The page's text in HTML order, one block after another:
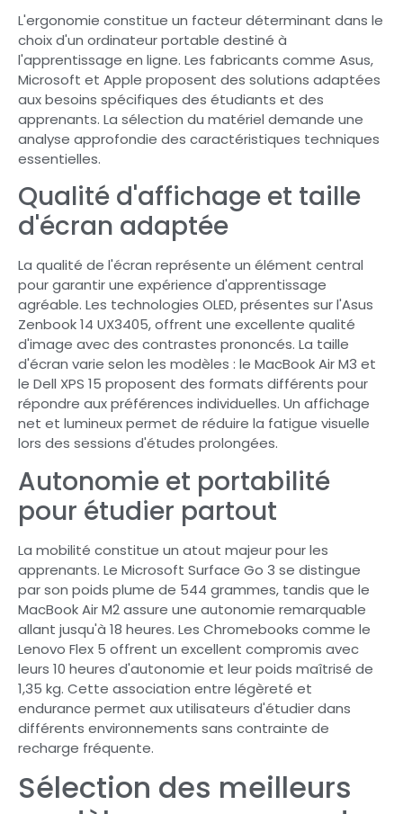
L'ergonomie constitue un facteur déterminant dans le
choix d'un ordinateur portable destiné à
l'apprentissage en ligne. Les fabricants comme Asus,
Microsoft et Apple proposent des solutions adaptées
aux besoins spécifiques des étudiants et des
apprenants. La sélection du matériel demande une
analyse approfondie des caractéristiques techniques
essentielles.
Qualité d'affichage et taille
d'écran adaptée
La qualité de l'écran représente un élément central
pour garantir une expérience d'apprentissage
agréable. Les technologies OLED, présentes sur l'Asus
Zenbook 14 UX3405, offrent une excellente qualité
d'image avec des contrastes prononcés. La taille
d'écran varie selon les modèles : le MacBook Air M3 et
le Dell XPS 15 proposent des formats différents pour
répondre aux préférences individuelles. Un affichage
net et lumineux permet de réduire la fatigue visuelle
lors des sessions d'études prolongées.
Autonomie et portabilité
pour étudier partout
La mobilité constitue un atout majeur pour les
apprenants. Le Microsoft Surface Go 3 se distingue
par son poids plume de 544 grammes, tandis que le
MacBook Air M2 assure une autonomie remarquable
allant jusqu'à 18 heures. Les Chromebooks comme le
Lenovo Flex 5 offrent un excellent compromis avec
leurs 10 heures d'autonomie et leur poids maîtrisé de
1,35 kg. Cette association entre légèreté et
endurance permet aux utilisateurs d'étudier dans
différents environnements sans contrainte de
recharge fréquente.
Sélection des meilleurs